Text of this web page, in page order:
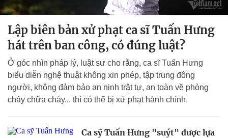
Lập biên bản xử phạt ca sĩ Tuấn Hưng
hát trên ban công, có đúng luật?
Ở góc nhìn pháp lý, luật sư cho rằng, ca sĩ Tuấn Hưng
biểu diễn nghệ thuật không xin phép, tập trung đông
người, không đảm bảo an ninh trật tự, an toàn về phòng
cháy chữa cháy... thì có thể bị xử phạt hành chính.
Ca sỹ Tuấn Hưng "suýt" được lựa